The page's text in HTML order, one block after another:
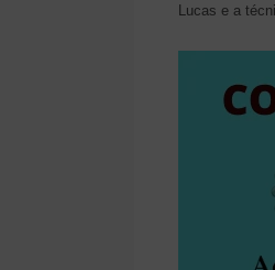
Lucas e a